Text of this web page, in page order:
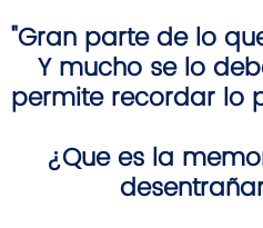
"Gran parte de lo
Y mucho se lo
permite recordar lo
¿Que es la